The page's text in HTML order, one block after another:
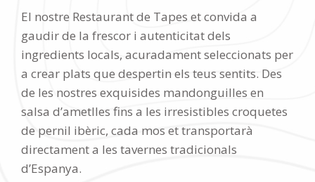
El nostre Restaurant de Tapes et convida a
gaudir de la frescor i autenticitat dels
ingredients locals, acuradament seleccionats per
a crear plats que despertin els teus sentits. Des
de les nostres exquisides mandonguilles en
salsa d’ametlles fins a les irresistibles croquetes
de pernil ibèric, cada mos et transportarà
directament a les tavernes tradicionals
d’Espanya.